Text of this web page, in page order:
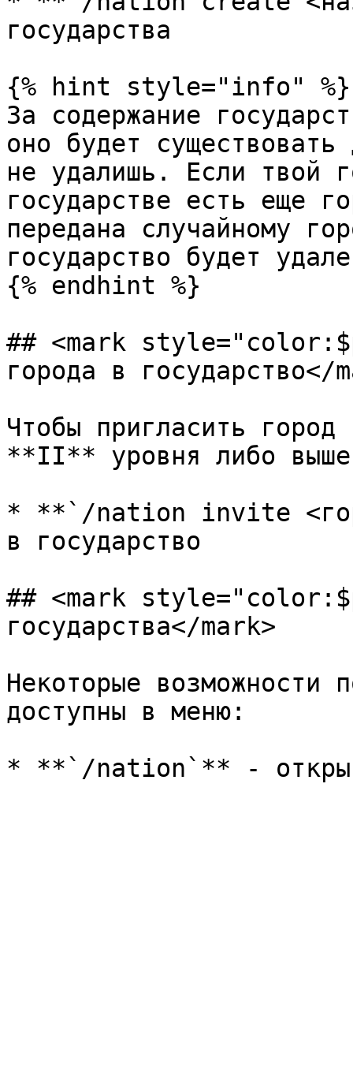
государства
{% hint style="info" %}
За содержание
оно будет
не удалишь. Если твой
государстве есть еще
передана случайному
государство будет
{% endhint %}
## <mark
города в государство</
Чтобы пригласить
**II** уровня либо выше
* **`/nation invite
в государство
## <mark
государства</mark>
Некоторые возможности
доступны в меню: